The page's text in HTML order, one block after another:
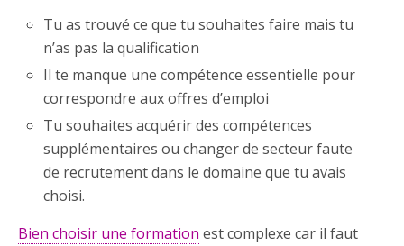
Tu as trouvé ce que tu souhaites faire mais tu
n’as pas la qualification
Il te manque une compétence essentielle pour
correspondre aux offres d’emploi
Tu souhaites acquérir des compétences
supplémentaires ou changer de secteur faute
de recrutement dans le domaine que tu avais
choisi.
Bien choisir une formation est complexe car il faut